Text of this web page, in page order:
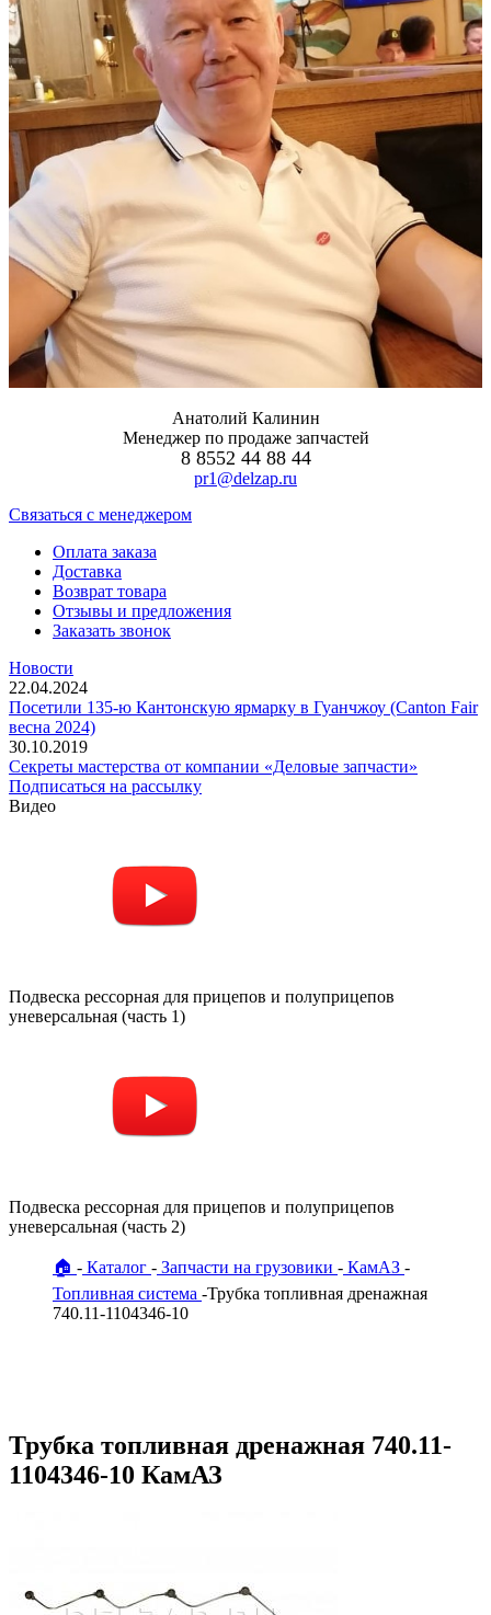
Анатолий Калинин
Менеджер по продаже запчастей
8 8552 44 88 44
pr1@delzap.ru
Cвязаться с менеджером
Оплата заказа
Доставка
Возврат товара
Отзывы и предложения
Заказать звонок
Новости
22.04.2024
Посетили 135-ю Кантонскую ярмарку в Гуанчжоу (Canton Fair
весна 2024)
30.10.2019
Секреты мастерства от компании «Деловые запчасти»
Подписаться на рассылку
Видео
Подвеска рессорная для прицепов и полуприцепов
уневерсальная (часть 1)
Подвеска рессорная для прицепов и полуприцепов
уневерсальная (часть 2)
🏠 Каталог Запчасти на грузовики
КамАЗ
Топливная система Трубка топливная дренажная
740.11-1104346-10
Трубка топливная дренажная 740.11-
1104346-10 КамАЗ